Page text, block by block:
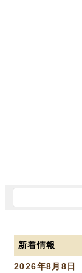
新着情報
2026年8月8日